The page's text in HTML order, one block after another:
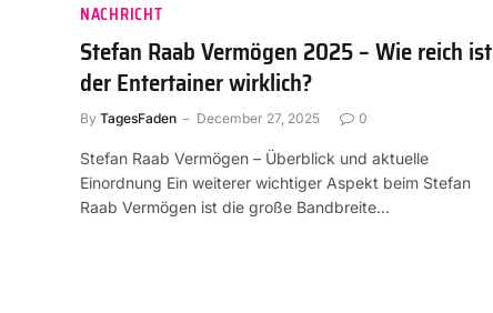
NACHRICHT
Stefan Raab Vermögen 2025 – Wie reich ist
der Entertainer wirklich?
By TagesFaden December 27, 2025 0
Stefan Raab Vermögen – Überblick und aktuelle
Einordnung Ein weiterer wichtiger Aspekt beim Stefan
Raab Vermögen ist die große Bandbreite…